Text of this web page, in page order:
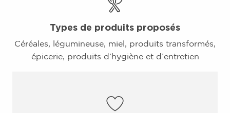
Types de produits proposés
Céréales, légumineuse, miel, produits transformés,
épicerie, produits d’hygiène et d’entretien